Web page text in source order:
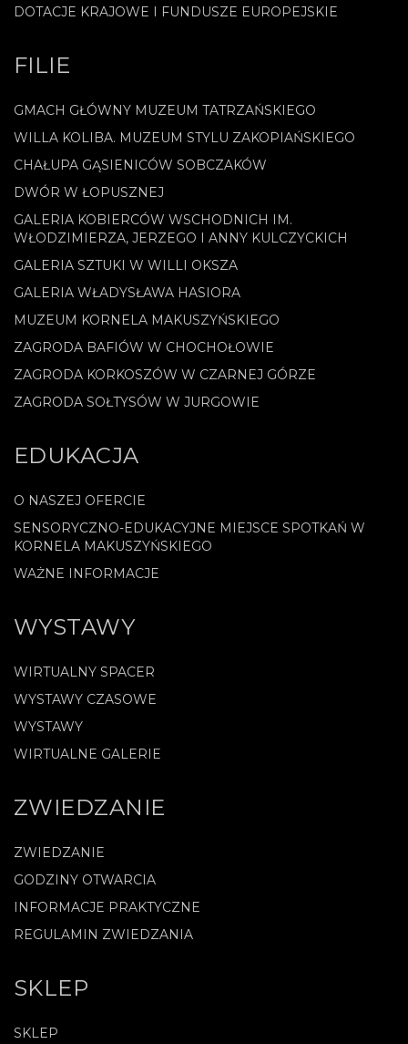
DOTACJE KRAJOWE I FUNDUSZE EUROPEJSKIE
FILIE
GMACH GŁÓWNY MUZEUM TATRZAŃSKIEGO
WILLA KOLIBA. MUZEUM STYLU ZAKOPIAŃSKIEGO
CHAŁUPA GĄSIENICÓW SOBCZAKÓW
DWÓR W ŁOPUSZNEJ
GALERIA KOBIERCÓW WSCHODNICH IM.
WŁODZIMIERZA, JERZEGO I ANNY KULCZYCKICH
GALERIA SZTUKI W WILLI OKSZA
GALERIA WŁADYSŁAWA HASIORA
MUZEUM KORNELA MAKUSZYŃSKIEGO
ZAGRODA BAFIÓW W CHOCHOŁOWIE
ZAGRODA KORKOSZÓW W CZARNEJ GÓRZE
ZAGRODA SOŁTYSÓW W JURGOWIE
EDUKACJA
O NASZEJ OFERCIE
SENSORYCZNO-EDUKACYJNE MIEJSCE SPOTKAŃ W
KORNELA MAKUSZYŃSKIEGO
WAŻNE INFORMACJE
WYSTAWY
WIRTUALNY SPACER
WYSTAWY CZASOWE
WYSTAWY
WIRTUALNE GALERIE
ZWIEDZANIE
ZWIEDZANIE
GODZINY OTWARCIA
INFORMACJE PRAKTYCZNE
REGULAMIN ZWIEDZANIA
SKLEP
SKLEP